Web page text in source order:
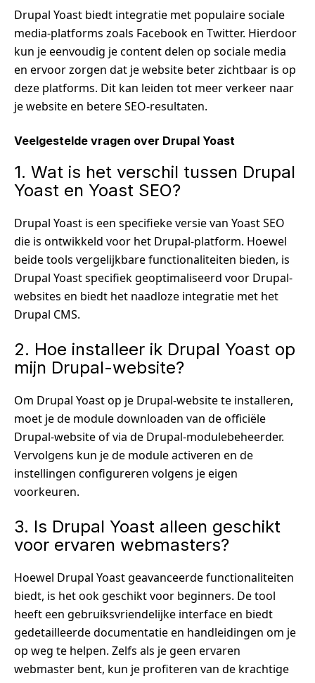
Drupal Yoast biedt integratie met populaire sociale
media-platforms zoals Facebook en Twitter. Hierdoor
kun je eenvoudig je content delen op sociale media
en ervoor zorgen dat je website beter zichtbaar is op
deze platforms. Dit kan leiden tot meer verkeer naar
je website en betere SEO-resultaten.
Veelgestelde vragen over Drupal Yoast
1. Wat is het verschil tussen Drupal
Yoast en Yoast SEO?
Drupal Yoast is een specifieke versie van Yoast SEO
die is ontwikkeld voor het Drupal-platform. Hoewel
beide tools vergelijkbare functionaliteiten bieden, is
Drupal Yoast specifiek geoptimaliseerd voor Drupal-
websites en biedt het naadloze integratie met het
Drupal CMS.
2. Hoe installeer ik Drupal Yoast op
mijn Drupal-website?
Om Drupal Yoast op je Drupal-website te installeren,
moet je de module downloaden van de officiële
Drupal-website of via de Drupal-modulebeheerder.
Vervolgens kun je de module activeren en de
instellingen configureren volgens je eigen
voorkeuren.
3. Is Drupal Yoast alleen geschikt
voor ervaren webmasters?
Hoewel Drupal Yoast geavanceerde functionaliteiten
biedt, is het ook geschikt voor beginners. De tool
heeft een gebruiksvriendelijke interface en biedt
gedetailleerde documentatie en handleidingen om je
op weg te helpen. Zelfs als je geen ervaren
webmaster bent, kun je profiteren van de krachtige